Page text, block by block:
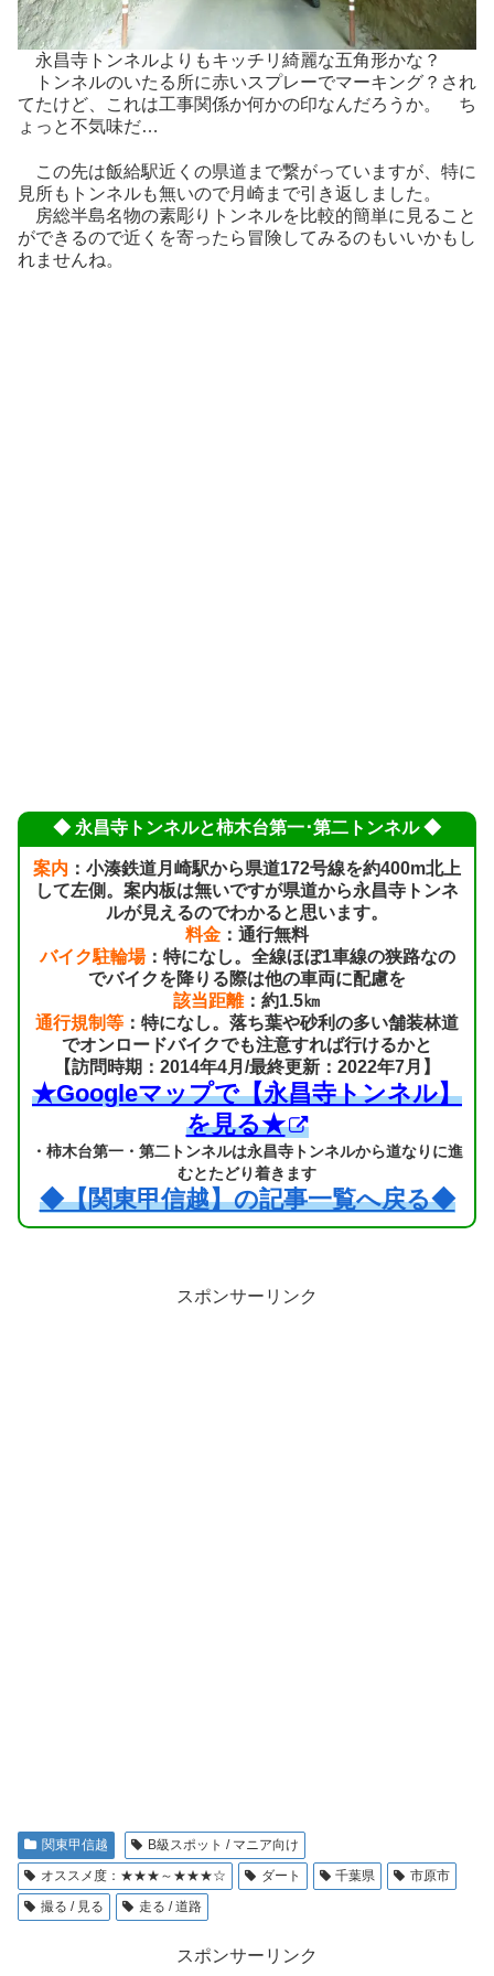
永昌寺トンネルよりもキッチリ綺麗な五角形かな？
トンネルのいたる所に赤いスプレーでマーキング？され
てたけど、これは工事関係か何かの印なんだろうか。 ち
ょっと不気味だ…
この先は飯給駅近くの県道まで繋がっていますが、特に
見所もトンネルも無いので月崎まで引き返しました。
房総半島名物の素彫りトンネルを比較的簡単に見ること
ができるので近くを寄ったら冒険してみるのもいいかもし
れませんね。
◆ 永昌寺トンネルと柿木台第一･第二トンネル ◆
案内 ：小湊鉄道月崎駅から県道172号線を約400m北上
して左側。案内板は無いですが県道から永昌寺トンネ
ルが見えるのでわかると思います。
料金 ：通行無料
バイク駐輪場：特になし。全線ほぼ1車線の狭路なの
でバイクを降りる際は他の車両に配慮を
該当距離：約1.5㎞
通行規制等 ：特になし。落ち葉や砂利の多い舗装林道
でオンロードバイクでも注意すれば行けるかと
【訪問時期：2014年4月/最終更新：2022年7月】
★Googleマップで【永昌寺トンネル】
を見る★
・柿木台第一・第二トンネルは永昌寺トンネルから道なりに進
むとたどり着きます
◆【関東甲信越】の記事一覧へ戻る◆
スポンサーリンク
関東甲信越
B級スポット / マニア向け
オススメ度：★★★～★★★☆
ダート 千葉県
市原市
撮る / 見る
走る / 道路
スポンサーリンク